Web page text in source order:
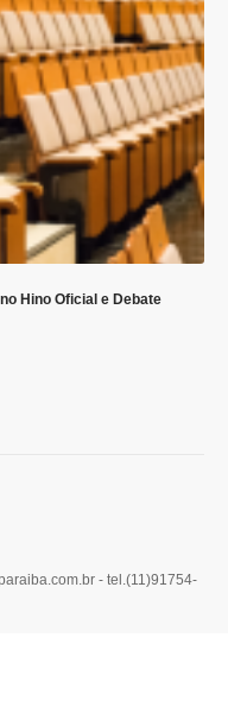
Hino Oficial e Debate
- tel.(11)91754-